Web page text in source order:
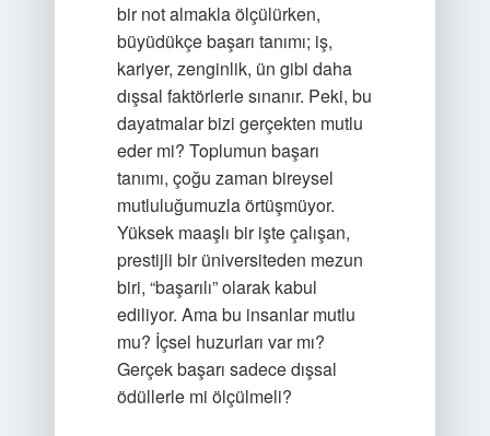
bir not almakla ölçülürken,
büyüdükçe başarı tanımı; iş,
kariyer, zenginlik, ün gibi daha
dışsal faktörlerle sınanır. Peki, bu
dayatmalar bizi gerçekten mutlu
eder mi? Toplumun başarı
tanımı, çoğu zaman bireysel
mutluluğumuzla örtüşmüyor.
Yüksek maaşlı bir işte çalışan,
prestijli bir üniversiteden mezun
biri, “başarılı” olarak kabul
ediliyor. Ama bu insanlar mutlu
mu? İçsel huzurları var mı?
Gerçek başarı sadece dışsal
ödüllerle mi ölçülmeli?